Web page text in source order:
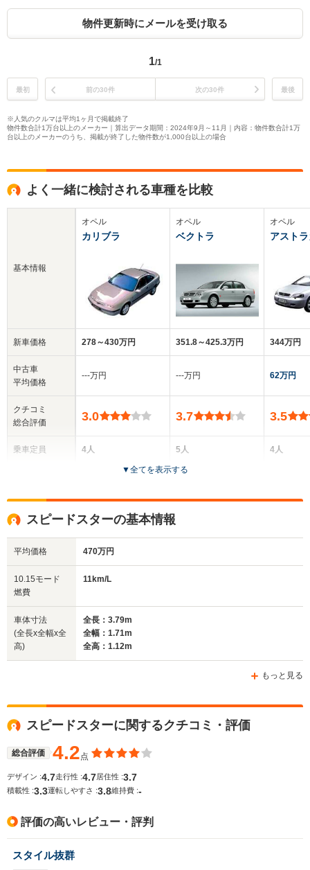
物件更新時にメールを受け取る
1/1
最初 前の30件 次の30件 最後
※人気のクルマは平均1ヶ月で掲載終了
物件数合計1万台以上のメーカー｜算出データ期間：2024年9月～11月｜内容：物件数合計1万
台以上のメーカーのうち、掲載が終了した物件数が1,000台以上の場合
よく一緒に検討される車種を比較
基本情報
新車価格
中古車
平均価格
クチコミ
総合評価
乗車定員
サイズ
(全長x全幅x全高)
WLTCモード
燃費
オペル
カリブラ
278～430万円
‐‐‐万円
3.0
4人
1.35m
オペル
ベクトラ
351.8～425.3万円
‐‐‐万円
3.7
5人
4ドア
オペル
アスト
344万円
62万円
3.5
4人
▼全てを表示する
スピードスターの基本情報
平均価格 470万円
10.15モード
燃費
11km/L
車体寸法
(全長x全幅x全
高)
全長：3.79m
全幅：1.71m
全高：1.12m
もっと見る
スピードスターに関するクチコミ・評価
総合評価 4.2点
デザイン :4.7走行性 :4.7 居住性 :3.7
積載性 :3.3運転しやすさ :3.8維持費 :-
評価の高いレビュー・評判
スタイル抜群